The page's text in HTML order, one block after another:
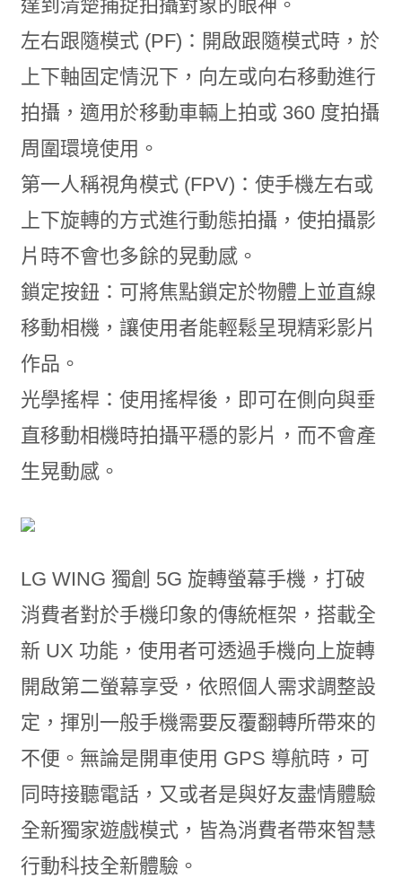
達到清楚捕捉拍攝對象的眼神。
左右跟隨模式 (PF)：開啟跟隨模式時，於
上下軸固定情況下，向左或向右移動進行
拍攝，適用於移動車輛上拍或 360 度拍攝
周圍環境使用。
第一人稱視角模式 (FPV)：使手機左右或
上下旋轉的方式進行動態拍攝，使拍攝影
片時不會也多餘的晃動感。
鎖定按鈕：可將焦點鎖定於物體上並直線
移動相機，讓使用者能輕鬆呈現精彩影片
作品。
光學搖桿：使用搖桿後，即可在側向與垂
直移動相機時拍攝平穩的影片，而不會產
生晃動感。
LG WING 獨創 5G 旋轉螢幕手機，打破
消費者對於手機印象的傳統框架，搭載全
新 UX 功能，使用者可透過手機向上旋轉
開啟第二螢幕享受，依照個人需求調整設
定，揮別一般手機需要反覆翻轉所帶來的
不便。無論是開車使用 GPS 導航時，可
同時接聽電話，又或者是與好友盡情體驗
全新獨家遊戲模式，皆為消費者帶來智慧
行動科技全新體驗。